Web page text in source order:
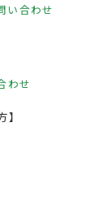
い合わせ
わせ